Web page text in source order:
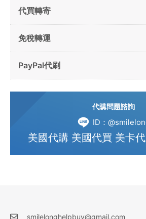
代買轉寄
免稅轉運
PayPal代刷
代購問題諮詢
ID：
美國代購 美國代買 美卡
smilelonghelpbuy@gmail.com